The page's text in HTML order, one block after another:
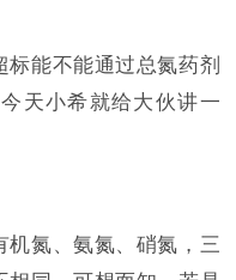
能不能通过总氮药剂
天小希就给大伙讲一
机氮、氨氮、硝氮，三